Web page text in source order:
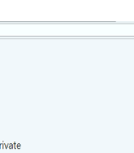
ONLINE CHANNELS